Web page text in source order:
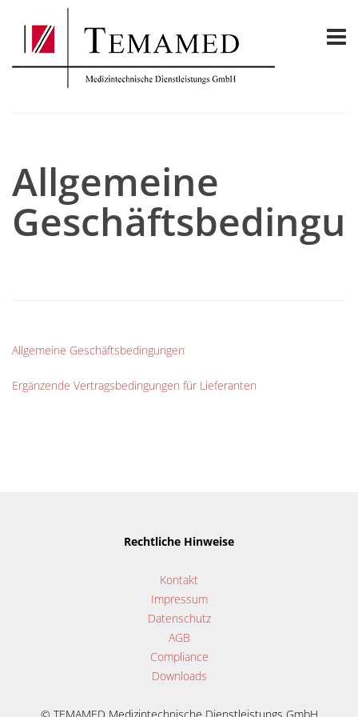
Allgemeine
Allgemeine Geschäftsbedingungen
Ergänzende Vertragsbedingungen für Lieferanten
Rechtliche Hinweise
Kontakt
Impressum
Datenschutz
AGB
Compliance
Downloads